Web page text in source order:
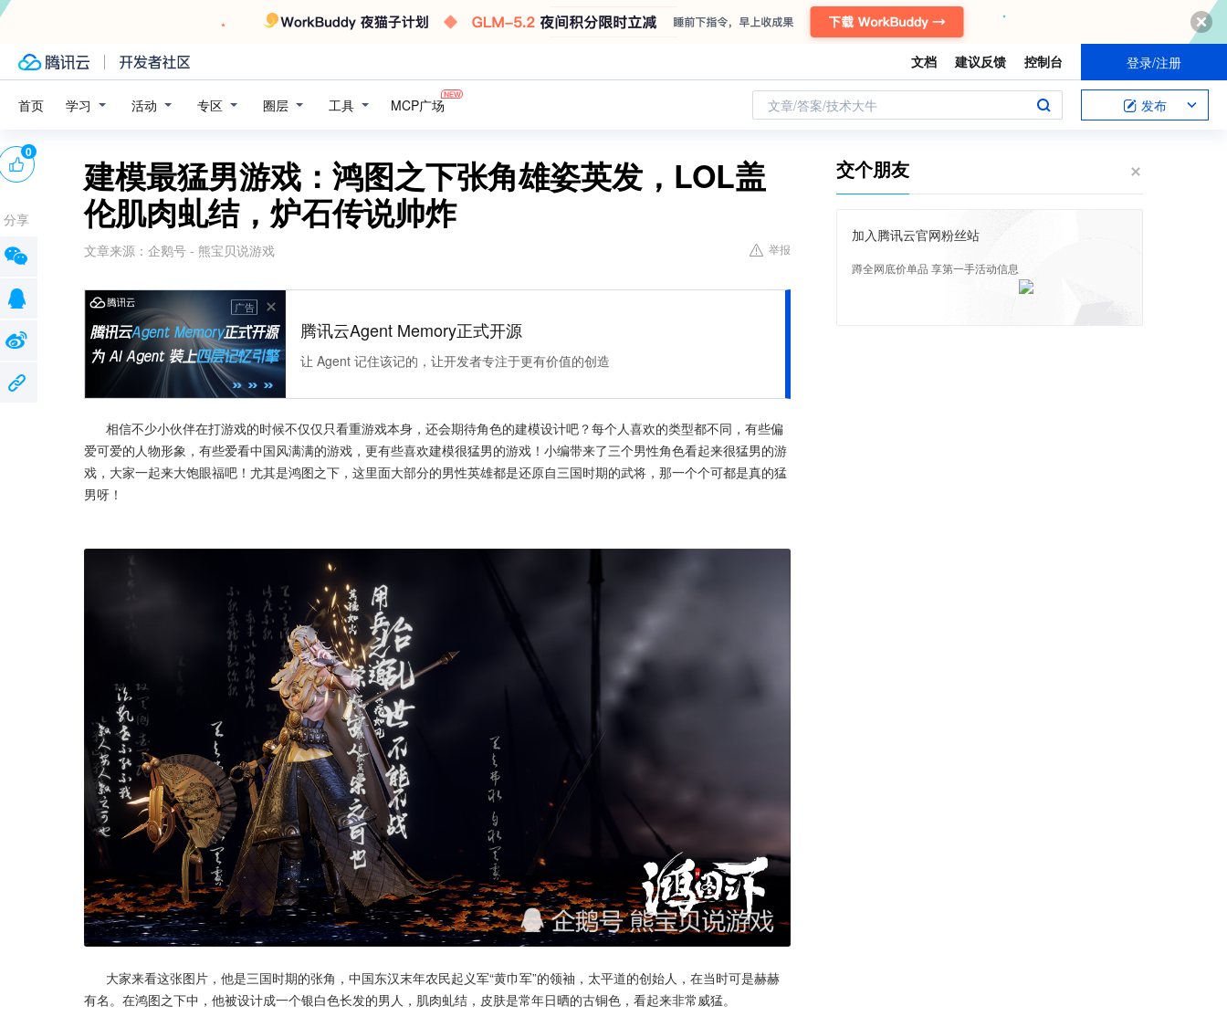
文档 建议反馈 控制台 登录/注册
首页 学习 活动 专区 圈层 工具 MCP广场 文章/答案/技术大牛 发布
建模最猛男游戏：鸿图之下张角雄姿英发，LOL盖
伦肌肉虬结，炉石传说帅炸
文章来源： 企鹅号 - 熊宝贝说游戏 举报
广告
腾讯云Agent Memory正式开源
让 Agent 记住该记的，让开发者专注于更有价值的创造
爱可爱的人物形象，有些爱看中国风满满的游戏，更有些喜欢建模很猛男的游戏！小编带来了三个男性角色看起来很猛男的游
戏，大家一起来大饱眼福吧！尤其是鸿图之下，这里面大部分的男性英雄都是还原自三国时期的武将，那一个个可都是真的猛
男呀！
有名。在鸿图之下中，他被设计成一个银白色长发的男人，肌肉虬结，皮肤是常年日晒的古铜色，看起来非常威猛。
0
分享
交个朋友
加入腾讯云官网粉丝站
蹲全网底价单品 享第一手活动信息